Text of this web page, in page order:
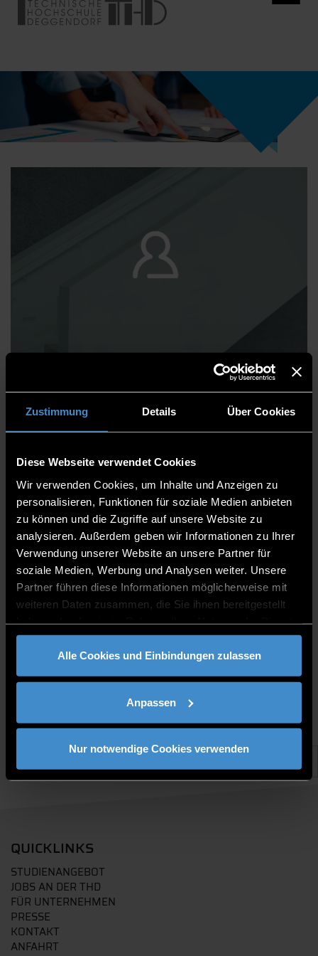
Zustimmung Details Über Cookies
Diese Webseite verwendet Cookies
Wir verwenden Cookies, um Inhalte und Anzeigen zu
personalisieren, Funktionen für soziale Medien anbieten
zu können und die Zugriffe auf unsere Website zu
analysieren. Außerdem geben wir Informationen zu Ihrer
Verwendung unserer Website an unsere Partner für
soziale Medien, Werbung und Analysen weiter. Unsere
Partner führen diese Informationen möglicherweise mit
weiteren Daten zusammen, die Sie ihnen bereitgestellt
gesammelt haben.
Alle Cookies und Einbindungen zulassen
Anpassen
Nur notwendige Cookies verwenden
Patentangelegenheiten
Forschungs- und Entwicklungsservices
Forschungs- und Transfersupport
Referentin
ITC2 3.19
0991/3615-741
QUICKLINKS
STUDIENANGEBOT
JOBS AN DER THD
FÜR UNTERNEHMEN
PRESSE
KONTAKT
ANFAHRT